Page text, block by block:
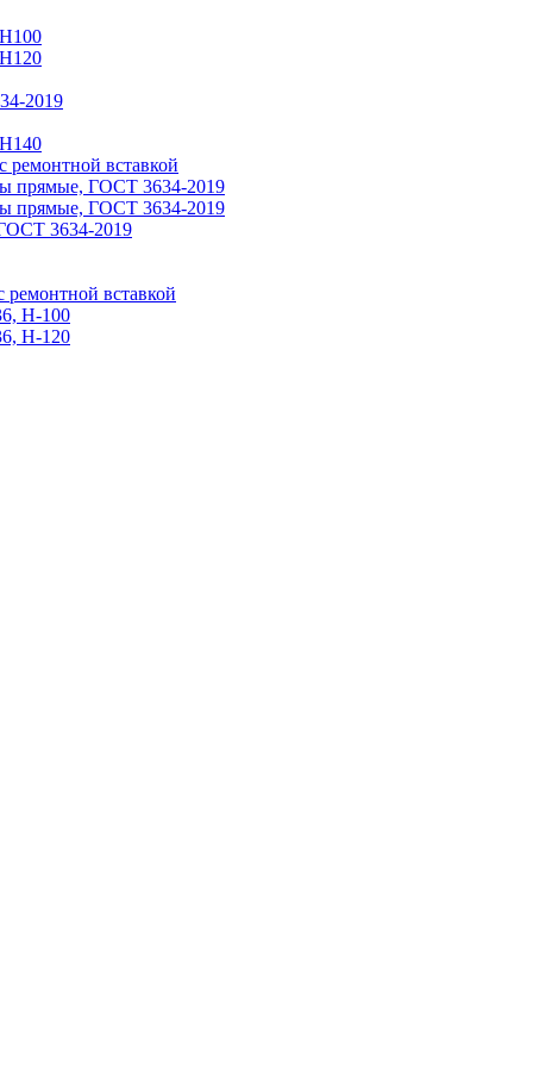
2019
вставкой
прямые, ГОСТ 3634-2019
прямые, ГОСТ 3634-2019
3634-2019
вставкой
Н-100
Н-120